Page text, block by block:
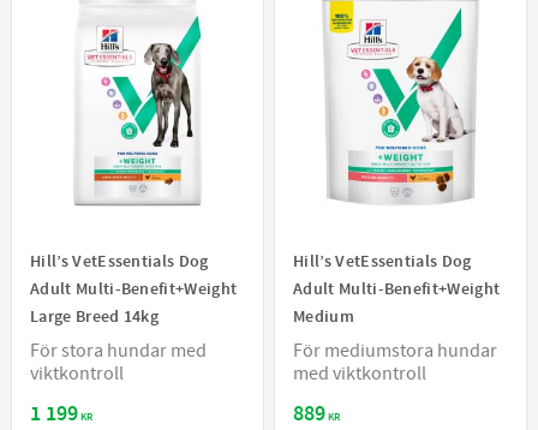
Hill’s VetEssentials Dog
Adult Multi-Benefit+Weight
Large Breed 14kg
För stora hundar med
viktkontroll
1 199KR
Hill’s VetEssentials Dog
Adult Multi-Benefit+Weight
Medium
För mediumstora hundar
med viktkontroll
889KR